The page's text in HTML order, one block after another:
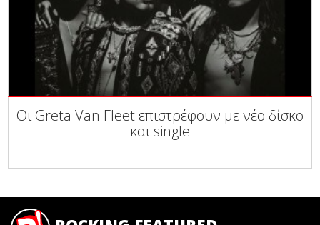
Οι Greta Van Fleet επιστρέφουν με νέο δίσκο
και single